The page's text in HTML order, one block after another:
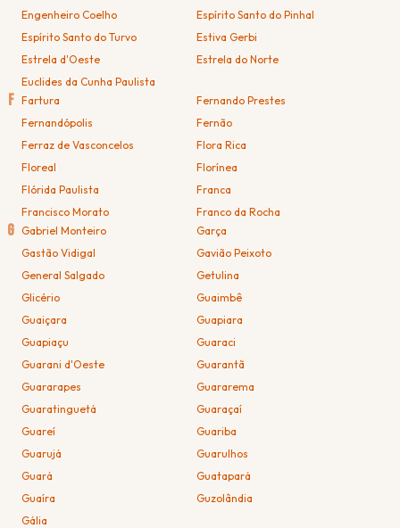
Engenheiro Coelho
Espírito Santo do Pinhal
Espírito Santo do Turvo
Estiva Gerbi
Estrela d'Oeste
Estrela do Norte
Euclides da Cunha Paulista
F Fartura
Fernando Prestes
Fernandópolis
Fernão
Ferraz de Vasconcelos
Flora Rica
Floreal
Florínea
Flórida Paulista
Franca
Francisco Morato
Franco da Rocha
G Gabriel Monteiro
Garça
Gastão Vidigal
Gavião Peixoto
General Salgado
Getulina
Glicério
Guaimbê
Guaiçara
Guapiara
Guapiaçu
Guaraci
Guarani d'Oeste
Guarantã
Guararapes
Guararema
Guaratinguetá
Guaraçaí
Guareí
Guariba
Guarujá
Guarulhos
Guará
Guatapará
Guaíra
Guzolândia
Gália